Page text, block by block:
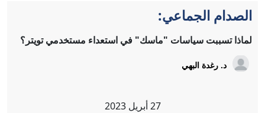
الصدام الجماعي:
لماذا تسببت سياسات "ماسك" في استعداء مستخدمي تويتر؟
د. رغدة البهي
27 أبريل 2023